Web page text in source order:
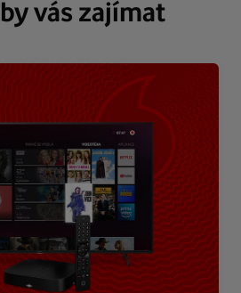
vás zajímat